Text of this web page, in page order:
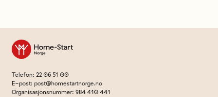
Til forsiden
Telefon: 22 06 51 00
E-post: post@homestartnorge.no
Organisasjonsnummer: 984 410 441